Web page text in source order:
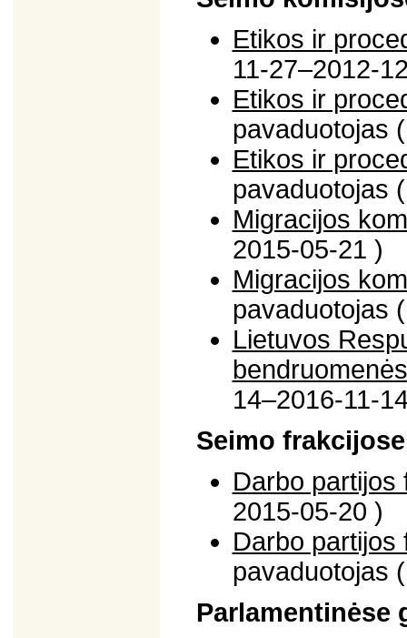
Etikos ir
11-27–2012-
Etikos ir
pavaduotojas
Etikos ir
pavaduotojas
Migracijos
2015-05-21 )
Migracijos
pavaduotojas
Lietuvos
14–2016-11-
Seimo frakcijose
Darbo partijos
2015-05-20 )
Darbo partijos
pavaduotojas
Parlamentinėse